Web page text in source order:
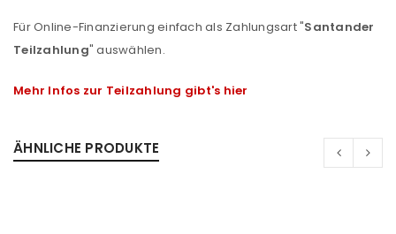
Für Online-Finanzierung einfach als Zahlungsart "Santander
Teilzahlung" auswählen.
Mehr Infos zur Teilzahlung gibt's hier
ÄHNLICHE PRODUKTE